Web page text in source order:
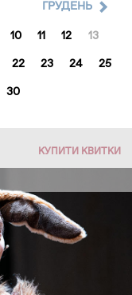
10 11 12 13
22 23 24 25
30
ГРУДЕНЬ
КУПИТИ КВИТКИ